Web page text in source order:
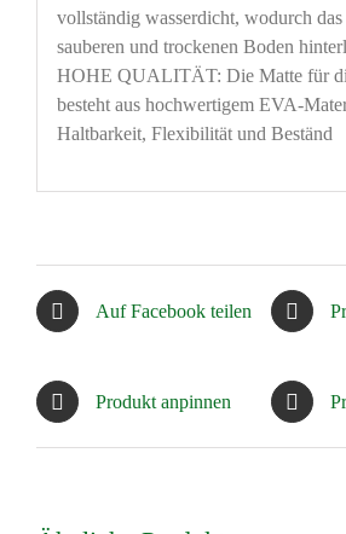
vollständig wasserdicht, wodurch
sauberen und trockenen Boden
HOHE QUALITÄT: Die Matte für
besteht aus hochwertigem EVA-
Haltbarkeit, Flexibilität und Beständ
Auf Facebook teilen
Produkt anpinnen